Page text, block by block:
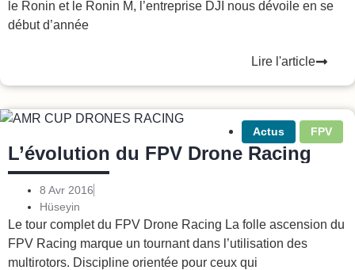
le Ronin et le Ronin M, l’entreprise DJI nous dévoile en se
début d’année
Lire l'article
Actus FPV
L’évolution du FPV Drone Racing
8 Avr 2016
Hüseyin
Le tour complet du FPV Drone Racing La folle ascension du
FPV Racing marque un tournant dans l’utilisation des
multirotors. Discipline orientée pour ceux qui